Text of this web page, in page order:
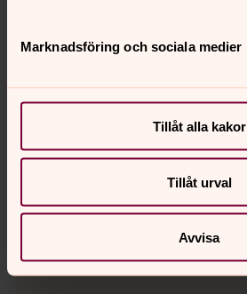
Marknadsföring och sociala medier
Tillåt alla kakor
Tillåt urval
Avvisa
Redovisningsekonom,
Mobil:070-
E-post: